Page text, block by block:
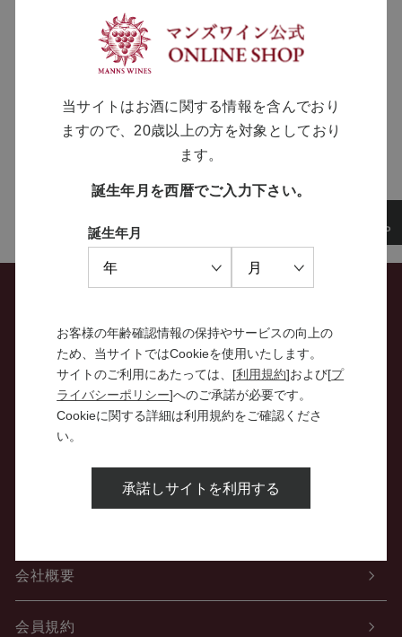
ブランドサイト
SOLARISシリーズ
特設サイト
特定商取引法に関する表示
個人情報の取り扱いについて
酒類販売管理者標識
会社概要
会員規約
当サイトはお酒に関する情報を含んでおり
ますので、20歳以上の方を対象としており
ます。
誕生年月を西暦でご入力下さい。
誕生年月
お客様の年齢確認情報の保持やサービスの向上の
ため、当サイトではCookieを使用いたします。
サイトのご利用にあたっては、[利用規約]および[プ
ライバシーポリシー]へのご承諾が必要です。
Cookieに関する詳細は利用規約をご確認くださ
い。
承諾しサイトを利用する